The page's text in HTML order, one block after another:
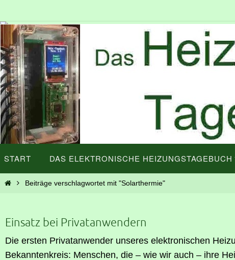
Inhalt
springen
Inhalt
START DAS ELEKTRONISCHE HEIZUNGSTAGEBUCH
StartBeiträge verschlagwortet mit "Solarthermie"
Einsatz bei Privatanwendern
Die ersten Privatanwender unseres elektronischen
Bekanntenkreis: Menschen, die – wie wir auch – ihre